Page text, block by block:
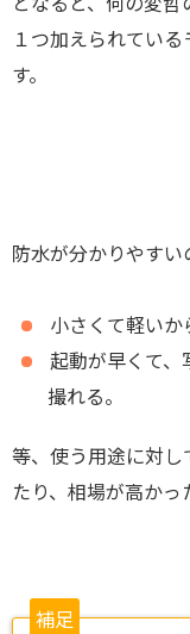
１つ加えられてい
す。
防水が分かりやす
小さくて軽いか
起動が早くて、
撮れる。
等、使う用途に対し
たり、相場が高かっ
補足